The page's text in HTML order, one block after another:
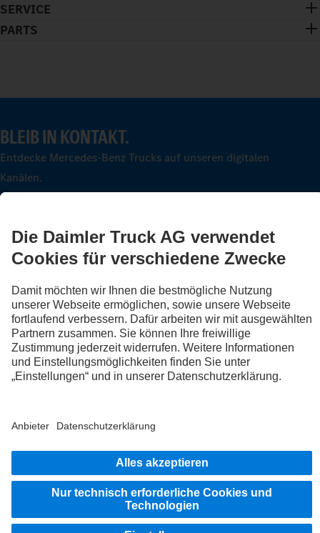
SERVICE
PARTS
BLEIB IN KONTAKT.
Entdecke Mercedes-Benz Trucks auf unseren digitalen
Kanälen.
FOLLOW THE ROADSTARS.
Tausche jetzt Erfahrungen mit anderen Truckerinnen und
Truckern aus.
Impressum